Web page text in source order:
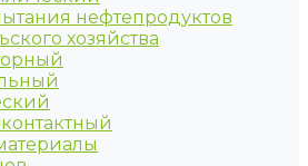
нефтепродуктов
хозяйства